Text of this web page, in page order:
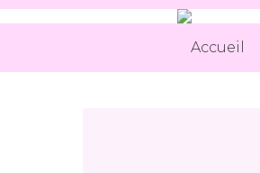
Accueil